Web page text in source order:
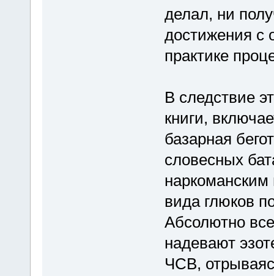
делал, ни
достижения с
практике
В следствие
книги,
базарная
словесных
наркоманским
вида глюков
Абсолютно
надевают
ЧСВ,